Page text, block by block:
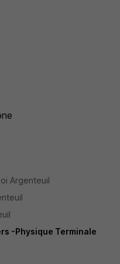
Argenteuil
-Physique Terminale